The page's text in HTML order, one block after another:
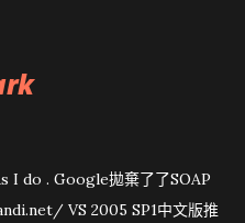
I do . Google拋棄了了SOAP
VS 2005 SP1中文版推